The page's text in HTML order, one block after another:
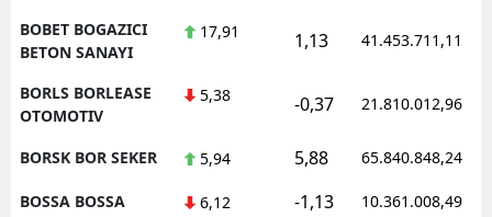
BOBET BOGAZICI
BETON SANAYI
17,91 1,13 41.453.711,11
BORLS BORLEASE
OTOMOTIV
5,38 -0,37 21.810.012,96
BORSK BOR SEKER 5,94 5,88 65.840.848,24
BOSSA BOSSA 6,12 -1,13 10.361.008,49